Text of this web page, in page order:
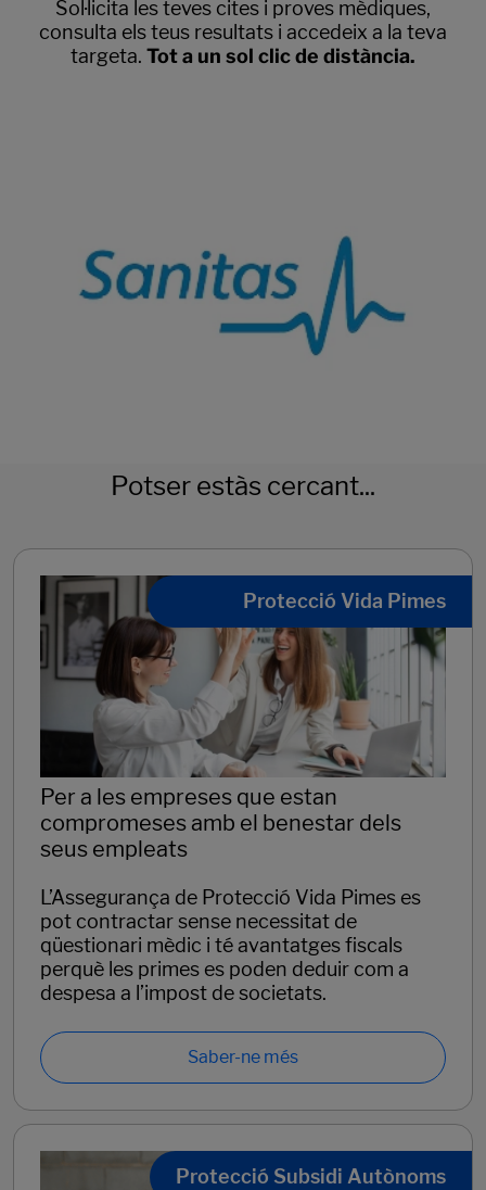
Sol·licita les teves cites i proves mèdiques,
consulta els teus resultats i accedeix a la teva
targeta. Tot a un sol clic de distància.
Potser estàs cercant...
Protecció Vida Pimes
Per a les empreses que estan
compromeses amb el benestar dels
seus empleats
L’Assegurança de Protecció Vida Pimes es
pot contractar sense necessitat de
qüestionari mèdic i té avantatges fiscals
perquè les primes es poden deduir com a
despesa a l’impost de societats.
Saber-ne més
Protecció Subsidi Autònoms